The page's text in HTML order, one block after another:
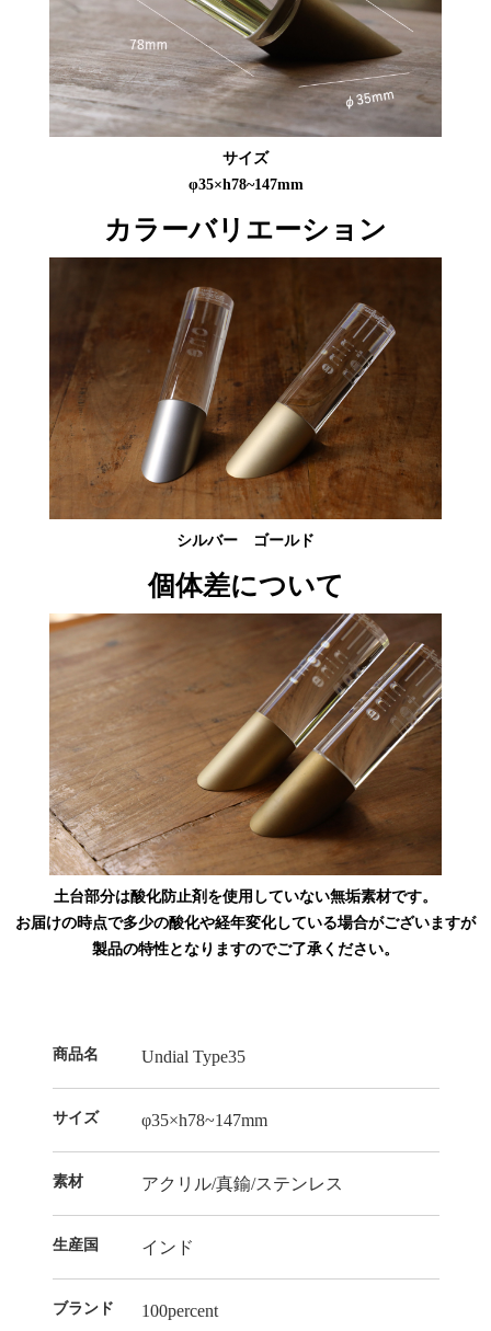
サイズ
φ35×h78~147mm
カラーバリエーション
シルバー ゴールド
個体差について
土台部分は酸化防止剤を使用していない無垢素材です。
お届けの時点で多少の酸化や経年変化している場合がございますが
製品の特性となりますのでご了承ください。
商品名 Undial Type35
サイズ φ35×h78~147mm
素材 アクリル/真鍮/ステンレス
生産国 インド
ブランド 100percent